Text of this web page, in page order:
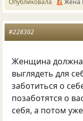
Опубликовала Жена
#228302
Женщина
выглядеть для
заботиться о
позаботятся о
себя, а потом